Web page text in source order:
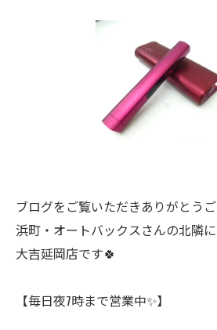
ブログをご覧いただきありがとう
浜町・オートバックスさんの北隣
大吉延岡店です🍀
【毎日夜7時まで営業中✨】